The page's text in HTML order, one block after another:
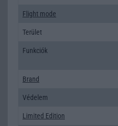
Flight mode
Terület
Funkciók
Brand
Védelem
Limited Edition